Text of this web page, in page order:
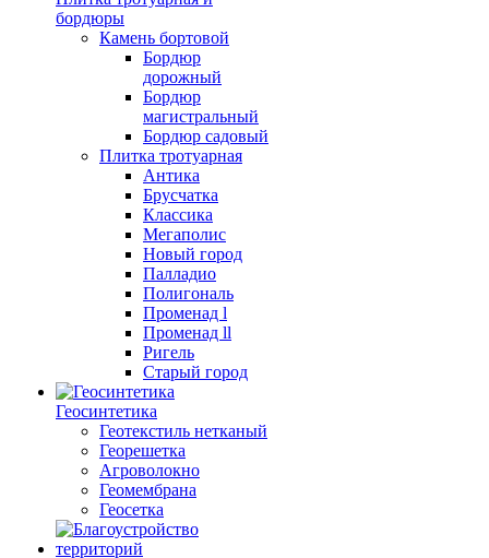
бордюры
Камень бортовой
Бордюр
дорожный
Бордюр
магистральный
Бордюр садовый
Плитка тротуарная
Антика
Брусчатка
Классика
Мегаполис
Новый город
Палладио
Полигональ
Променад l
Променад ll
Ригель
Старый город
Геосинтетика
Геотекстиль нетканый
Георешетка
Агроволокно
Геомембрана
Геосетка